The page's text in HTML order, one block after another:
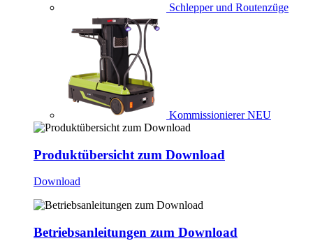
Schlepper und Routenzüge
Kommissionierer NEU
Produktübersicht zum Download
Download
Betriebsanleitungen zum Download